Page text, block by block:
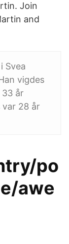
Join
and
Svea
vigdes
33 år
var 28 år
po
awe